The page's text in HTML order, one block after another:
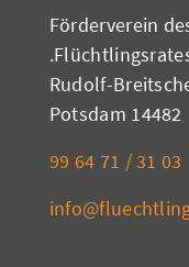
Förderverein
Flüchtlingsrates
Rudolf-
14482 Potsdam
03 31 / 71 64 99